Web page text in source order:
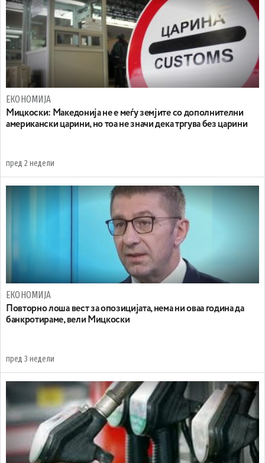
ЕКОНОМИЈА
Мицкоски: Македонија не е меѓу земјите со дополнителни
американски царини, но тоа не значи дека тргува без царини
пред 2 недели
ЕКОНОМИЈА
Повторно лоша вест за опозицијата, нема ни оваа година да
банкротираме, вели Мицкоски
пред 3 недели